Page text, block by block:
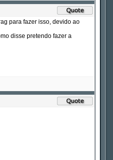
para fazer isso, devido ao
disse pretendo fazer a